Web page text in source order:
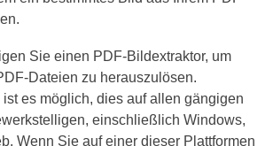
Sie einen PDF-Bildextraktor, um
Dateien zu herauszulösen.
es möglich, dies auf allen gängigen
einschließlich Windows,
Wenn Sie auf einer dieser Plattformen